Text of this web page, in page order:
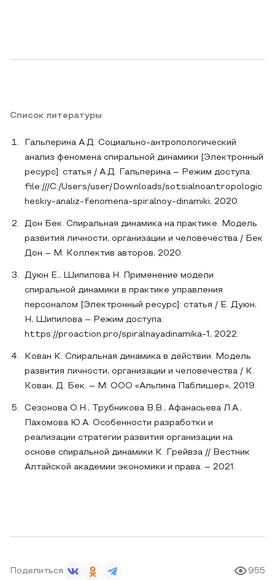
Список литературы
Гальперина А.Д. Социально-антропологический
анализ феномена спиральной динамики [Электронный
ресурс]: статья / А.Д. Гальперина – Режим доступа:
file:///C:/Users/user/Downloads/sotsialnoantropologic
heskiy-analiz-fenomena-spiralnoy-dinamiki, 2020.
Дон Бек. Спиральная динамика на практике. Модель
развития личности, организации и человечества / Бек
Дон – М: Коллектив авторов, 2020.
Дуюн Е., Шипилова Н. Применение модели
спиральной динамики в практике управления
персоналом [Электронный ресурс]: статья / Е. Дуюн,
Н, Шипилова – Режим доступа:
https://proaction.pro/spiralnayadinamika-1, 2022.
Кован К. Спиральная динамика в действии. Модель
развития личности, организации и человечества / К.
Кован, Д. Бек. – М: ООО «Альпина Паблишер», 2019.
Сезонова О.Н., Трубникова В.В., Афанасьева Л.А.,
Пахомова Ю.А. Особенности разработки и
реализации стратегии развития организации на
основе спиральной динамики К. Грейвза // Вестник
Алтайской академии экономики и права. – 2021.
Поделиться 955